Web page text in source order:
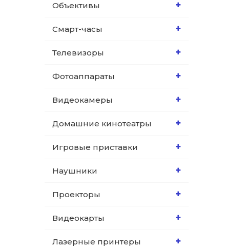
Объективы
Смарт-часы
Телевизоры
Фотоаппараты
Видеокамеры
Домашние кинотеатры
Игровые приставки
Наушники
Проекторы
Видеокарты
Лазерные принтеры